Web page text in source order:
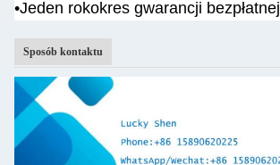
•Jeden rokokres gwarancji bezpłatnej
Sposób kontaktu